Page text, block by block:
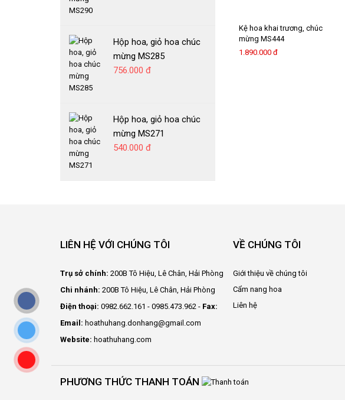
Kệ hoa khai trương, chúc
mừng MS444
1.890.000 đ
Hộp hoa, giỏ hoa chúc
mừng MS285
756.000 đ
Hộp hoa, giỏ hoa chúc
mừng MS271
540.000 đ
LIÊN HỆ VỚI CHÚNG TÔI
Trụ sở chính: 200B Tô Hiệu, Lê Chân, Hải Phòng
Chi nhánh: 200B Tô Hiệu, Lê Chân, Hải Phòng
Điện thoại: 0982.662.161 - 0985.473.962 - Fax:
Email: hoathuhang.donhang@gmail.com
Website: hoathuhang.com
VỀ CHÚNG TÔI
Giới thiệu về chúng tôi
Cẩm nang hoa
Liên hệ
PHƯƠNG THỨC THANH TOÁN